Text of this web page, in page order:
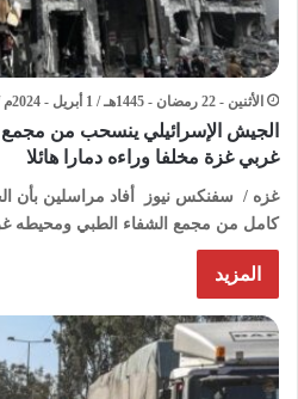
الأثنين - 22 رمضان - 1445هـ / 1 أبريل - 2024م / 7:14 صباحًا
الجيش الإسرائيلي ينسحب من
غربي غزة مخلفا وراءه دمارا هائلا
غزه / سفنكس نيوز أفاد مراسلين بأن
كامل من مجمع الشفاء الطبي ومحيطه
المزيد